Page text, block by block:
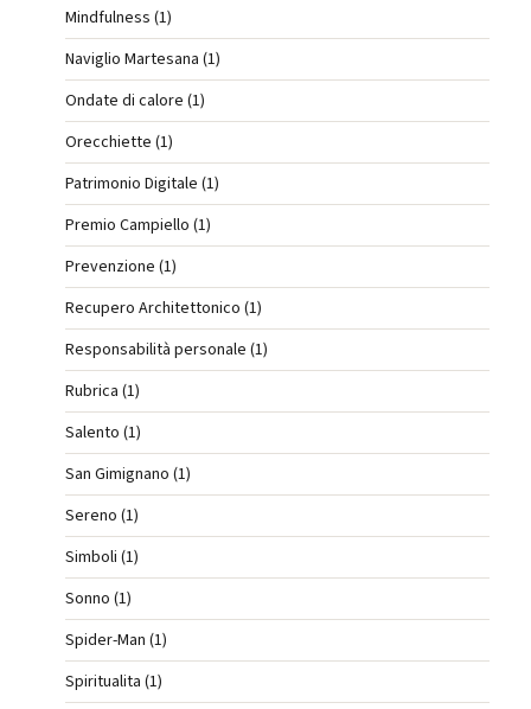
Mindfulness (1)
Naviglio Martesana (1)
Ondate di calore (1)
Orecchiette (1)
Patrimonio Digitale (1)
Premio Campiello (1)
Prevenzione (1)
Recupero Architettonico (1)
Responsabilità personale (1)
Rubrica (1)
Salento (1)
San Gimignano (1)
Sereno (1)
Simboli (1)
Sonno (1)
Spider-Man (1)
Spiritualita (1)